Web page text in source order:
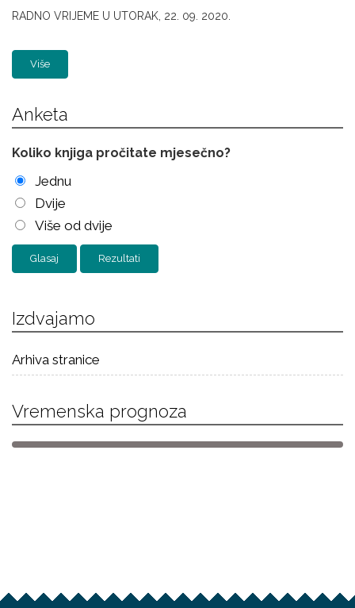
RADNO VRIJEME U UTORAK, 22. 09. 2020.
Više
Anketa
Koliko knjiga pročitate mjesečno?
Jednu
Dvije
Više od dvije
Rezultati
Izdvajamo
Arhiva stranice
Vremenska prognoza